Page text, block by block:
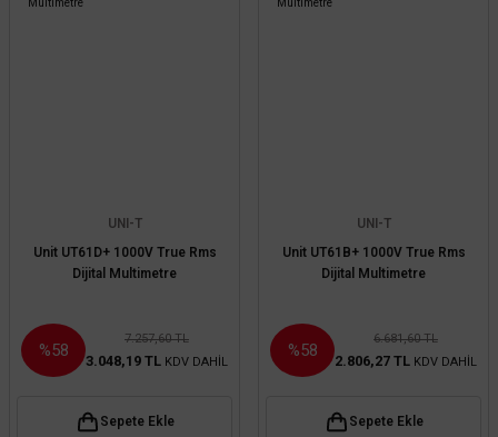
UNI-T
Unit UT61D+ 1000V True Rms
Dijital Multimetre
%58
7.257,60 TL
3.048,19 TL KDV DAHİL
Sepete Ekle
UNI-T
Unit UT61B+ 1000V True Rms
Dijital Multimetre
%58
6.681,60 TL
2.806,27 TL KDV DAHİL
Sepete Ekle